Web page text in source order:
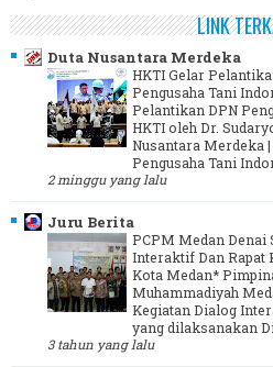
LINK
Duta Nusantara Merdeka
HKTI Gelar
Pengusaha Tani
Pelantikan DPN
HKTI oleh Dr.
Nusantara Merdeka
Pengusaha Tani
2 minggu yang lalu
Juru Berita
PCPM Medan Denai
Interaktif Dan Rapat
Kota Medan*
Muhammadiyah
Kegiatan Dialog
yang dilaksanakan Di
3 tahun yang lalu